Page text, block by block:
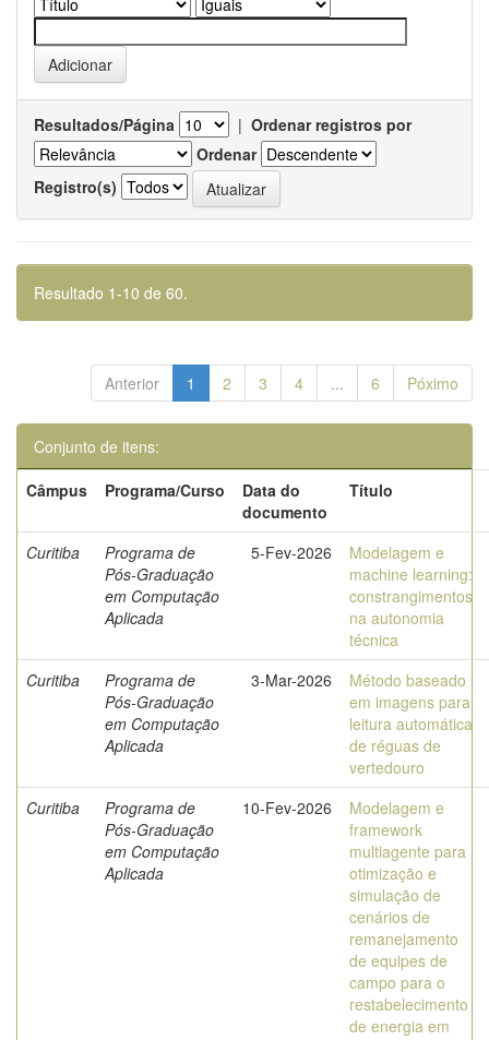
Resultados/Página | Ordenar registros por
Ordenar
Registro(s)
Resultado 1-10 de 60.
Anterior 1 2 3 4 ... 6 Póximo
Conjunto de itens:
Câmpus
Programa/Curso
Data do
documento
Título
Curitiba
Programa de
Pós-Graduação
em Computação
Aplicada
5-Fev-2026
Modelagem e
machine learning:
constrangimentos
na autonomia
técnica
Curitiba
Programa de
Pós-Graduação
em Computação
Aplicada
3-Mar-2026
Método baseado
em imagens para
leitura automática
de réguas de
vertedouro
Curitiba
Programa de
Pós-Graduação
em Computação
Aplicada
10-Fev-2026
Modelagem e
framework
multiagente para
otimização e
simulação de
cenários de
remanejamento
de equipes de
campo para o
restabelecimento
de energia em